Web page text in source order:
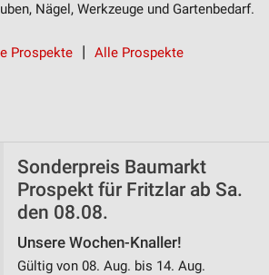
Nägel, Werkzeuge und Gartenbedarf.
Prospekte Alle Prospekte
Sonderpreis Baumarkt
Prospekt für Fritzlar ab Sa.
den 08.08.
Unsere Wochen-Knaller!
Gültig von 08. Aug. bis 14. Aug.